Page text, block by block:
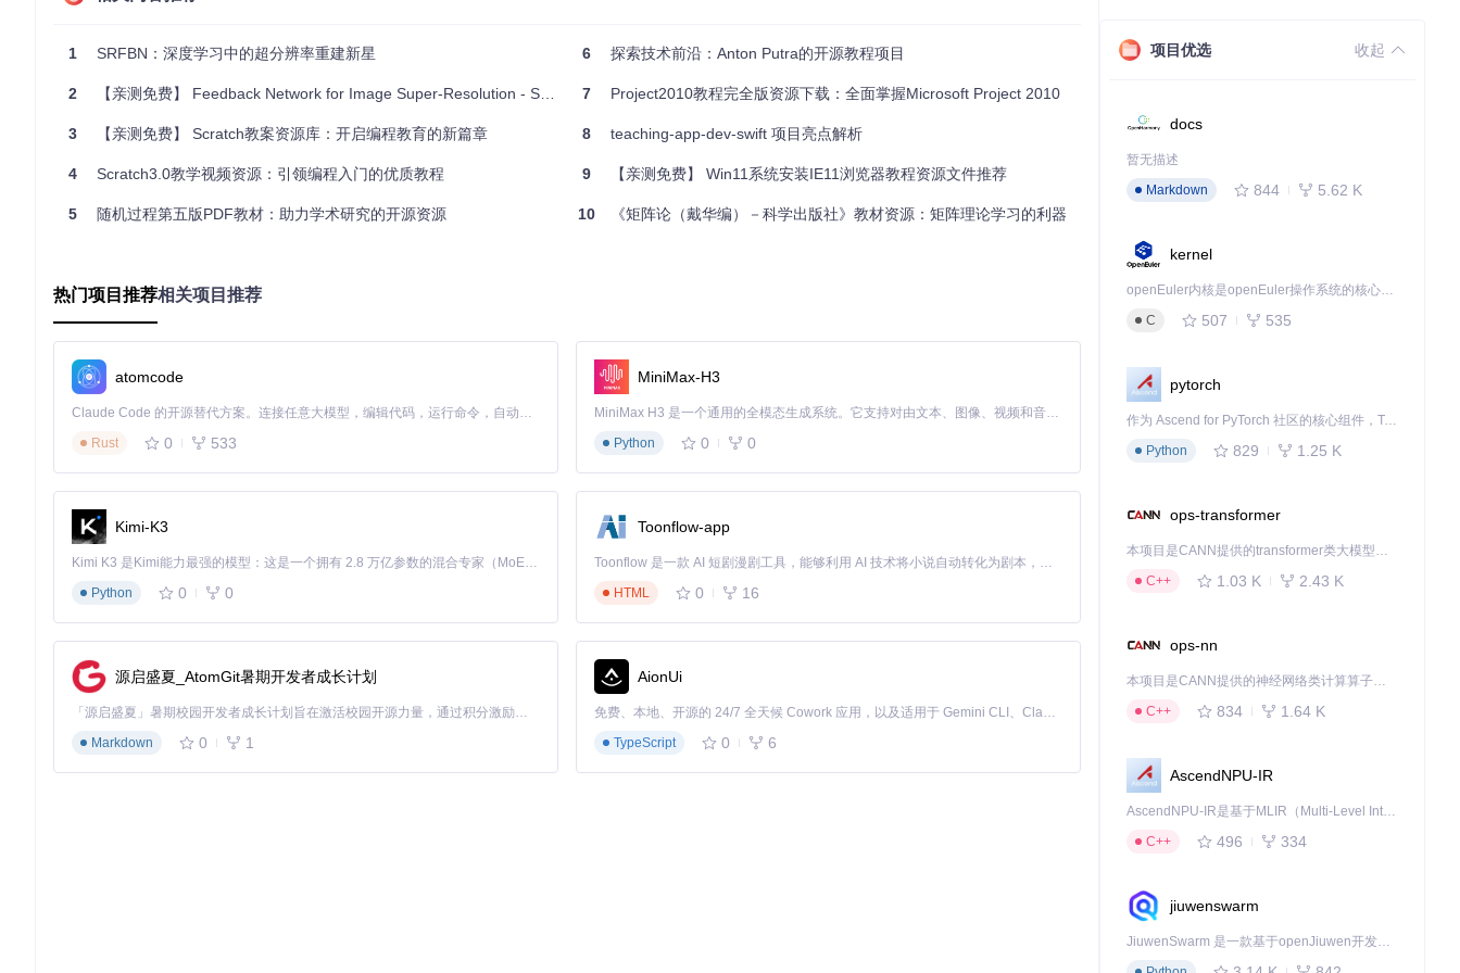
utils/: 包含一些通用的工具函数。
requirements.txt : 项目依赖的Python包列表。
2. 项目的启动文件介绍
训练脚本
scripts/train.py是项目的训练启动文件。通过运行该脚本，可以开始训练模型。
测试脚本
scripts/test.py
3. 项目的配置文件介绍
config/train_SRFBN.json
包含了训练过程中所需的各项配置参数，如数据集路径、模型参数、优化器参数等。
{
"datasets"
:
"name": "DIV2K",
"mode": "LRHR",
"dataroot_HR": "path_to_HR_images"
},
"test":
{
"name": "Set5"
1 SRFBN：深度学习中的超分辨率重建新星
2 【亲测免费】 Feedback Network for Image Super-Resolution - SRFBN_CVPR19
3 【亲测免费】 Scratch教案资源库：开启编程教育的新篇章
4 Scratch3.0教学视频资源：引领编程入门的优质教程
5 随机过程第五版PDF教材：助力学术研究的开源资源
6 探索技术前沿：Anton Putra的开源教程项目
7 Project2010教程完全版资源下载：全面掌握Microsoft Project 2010
8 teaching-app-dev-swift 项目亮点解析
9 【亲测免费】 Win11系统安装IE11浏览器教程资源文件推荐
10 《矩阵论（戴华编）－科学出版社》教材资源：矩阵理论学习的利器
热门项目推荐相关项目推荐
atomcode
Claude Code 的开源替代方案。连接任意大模型，编辑代码，运行命令，自动验证 — 全自动执行。用 Rust 构建，极致性能。 ｜ An open-source alternative to Claude Code. Connect any LLM, edit code, run commands, and verify changes — autonomously. Built in Rust for speed. Get Started
Rust
0 533
MiniMax-H3
MiniMax H3 是一个通用的全模态生成系统。它支持对由文本、图像、视频和音频组成的多模态上下文进行统一理解，并能生成分辨率高达 2K、时长可达 15 秒的带原生立体声音频的视频。得益于面向任务泛化的系统设计，H3 在预训练阶段就已具备广泛的多模态上下文理解与生成能力，能够出色地执行复杂的多模态指令。
Python
0 0
Kimi-K3
Kimi K3 是Kimi能力最强的模型：这是一个拥有 2.8 万亿参数的混合专家（MoE）模型，具备原生视觉理解能力，并支持 100 万 token 的上下文窗口。
Python
0 0
Toonflow-app
Toonflow 是一款 AI 短剧漫剧工具，能够利用 AI 技术将小说自动转化为剧本，并结合 AI 生成的图片和视频，实现高效的短剧创作。借助 Toonflow，可以轻松完成从文字到影像的全流程，让短剧制作变得更加智能与便捷。
HTML
0 16
源启盛夏_AtomGit暑期开发者成长计划
「源启盛夏」暑期校园开发者成长计划旨在激活校园开源力量，通过积分激励、认证扶持、资源倾斜等形式，引导高校组织和开发者完成「入驻 — 建项目 — 做贡献 — 获认证 — 得资源」的完整闭环。无论你是想带领社团入驻平台的组织者，还是希望用代码贡献证明自己的开发者，都能在这里找到属于你的成长路径。
Markdown
0 1
AionUi
免费、本地、开源的 24/7 全天候 Cowork 应用，以及适用于 Gemini CLI、Claude Code、Codex、OpenCode、Qwen Code、Goose CLI、Auggie 等的 OpenClaw | 🌟 喜欢就点star吧
TypeScript
0 6
项目优选 收起
docs
暂无描述
Markdown
844 5.62 K
kernel
openEuler内核是openEuler操作系统的核心，既是系统性能与稳定性的基石，也是连接处理器、设备与服务的桥梁。
C
507 535
pytorch
作为 Ascend for PyTorch 社区的核心组件，TorchNPU 是昇腾专为 PyTorch 打造的深度学习适配插件，使 PyTorch 框架能够直接调用昇腾 NPU，为开发者提供昇腾 AI 处理器的超强算力。
Python
829 1.25 K
ops-transformer
本项目是CANN提供的transformer类大模型算子库，实现网络在NPU上加速计算。
C++
1.03 K 2.43 K
ops-nn
本项目是CANN提供的神经网络类计算算子库，实现网络在NPU上加速计算。
C++
834 1.64 K
AscendNPU-IR
AscendNPU-IR是基于MLIR（Multi-Level Intermediate Representation）构建的，面向昇腾亲和算子编译时使用的中间表示，提供昇腾完备表达能力，通过编译优化提升昇腾AI处理器计算效率，支持通过生态框架使能昇腾AI处理器与深度调优
C++
496 334
jiuwenswarm
JiuwenSwarm 是一款基于openJiuwen开发的智能AI Agent，它能够将大语言模型的强大能力，通过你日常使用的各类通讯应用，直接延伸至你的指尖。